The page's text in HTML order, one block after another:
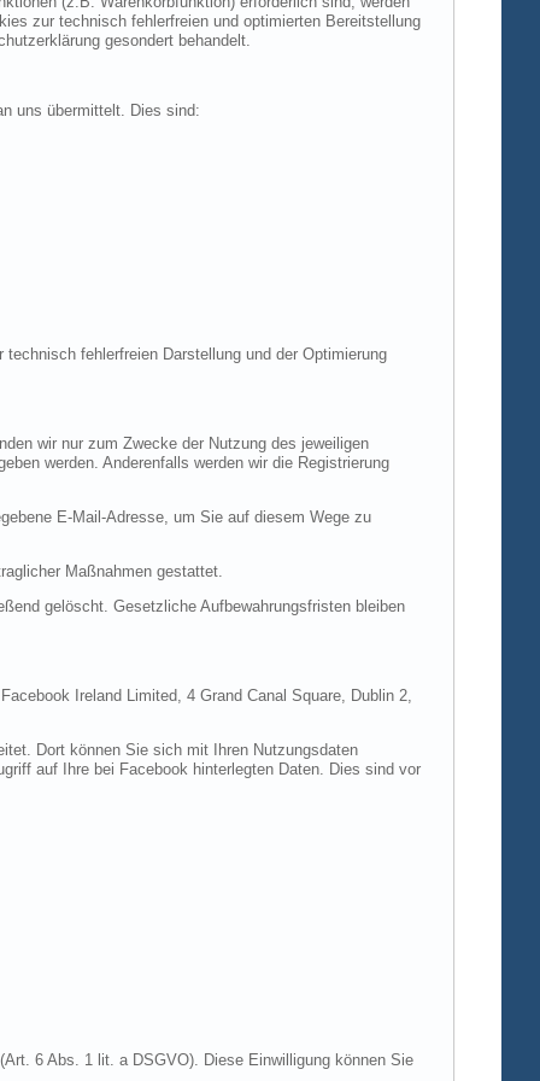
zur technisch fehlerfreien und optimierten Bereitstellung
gesondert behandelt.
uns übermittelt. Dies sind:
fehlerfreien Darstellung und der Optimierung
wir nur zum Zwecke der Nutzung des jeweiligen
werden. Anderenfalls werden wir die Registrierung
E-Mail-Adresse, um Sie auf diesem Wege zu
Maßnahmen gestattet.
gelöscht. Gesetzliche Aufbewahrungsfristen bleiben
Ireland Limited, 4 Grand Canal Square, Dublin 2,
Dort können Sie sich mit Ihren Nutzungsdaten
auf Ihre bei Facebook hinterlegten Daten. Dies sind vor
6 Abs. 1 lit. a DSGVO). Diese Einwilligung können Sie